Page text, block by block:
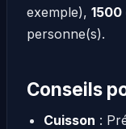
exemple), 1500
personne(s).
Conseils
Cuisson :